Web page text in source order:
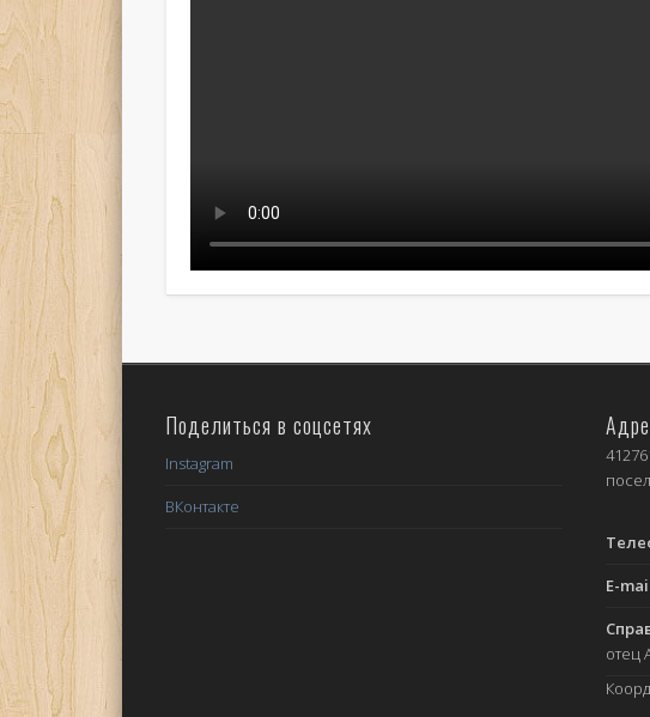
Поделиться в соцсетях
Instagram
ВКонтакте
E-
отец